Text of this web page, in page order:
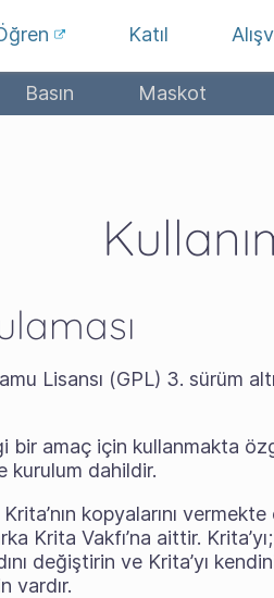
Katıl
Basın Maskot
Lisansı (GPL) 3. sürüm
bir amaç için kullanmakta
kurulum dahildir.
kopyalarını
Krita Vakfı’na aittir.
değiştirin ve Krita’yı
vardır.